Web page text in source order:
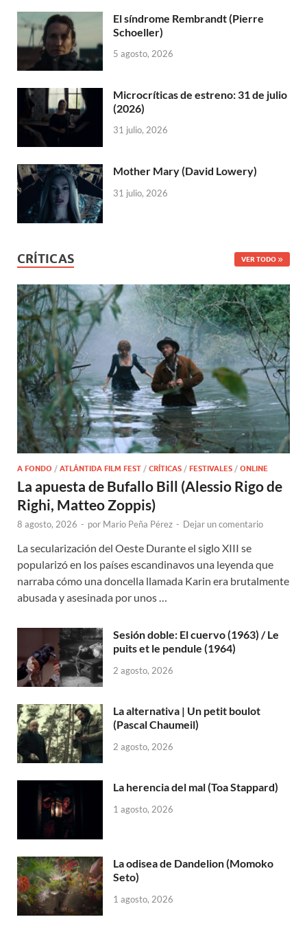
El síndrome Rembrandt (Pierre
Schoeller)
5 agosto, 2026
Microcríticas de estreno: 31 de julio
(2026)
31 julio, 2026
Mother Mary (David Lowery)
31 julio, 2026
CRÍTICAS VER TODO
A FONDO / ATLÁNTIDA FILM FEST / CRÍTICAS / FESTIVALES / ONLINE
La apuesta de Bufallo Bill (Alessio Rigo de
Righi, Matteo Zoppis)
8 agosto, 2026 - por Mario Peña Pérez - Dejar un comentario
La secularización del Oeste Durante el siglo XIII se
popularizó en los países escandinavos una leyenda que
narraba cómo una doncella llamada Karin era brutalmente
abusada y asesinada por unos …
Sesión doble: El cuervo (1963) / Le
puits et le pendule (1964)
2 agosto, 2026
La alternativa | Un petit boulot
(Pascal Chaumeil)
2 agosto, 2026
La herencia del mal (Toa Stappard)
1 agosto, 2026
La odisea de Dandelion (Momoko
Seto)
1 agosto, 2026